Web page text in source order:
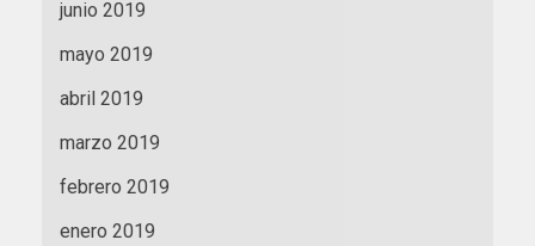
junio 2019
mayo 2019
abril 2019
marzo 2019
febrero 2019
enero 2019